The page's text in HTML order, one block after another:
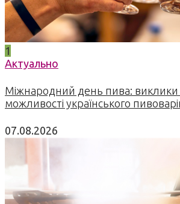
1
Актуально
Міжнародний день пива: виклики
можливості українського
07.08.2026